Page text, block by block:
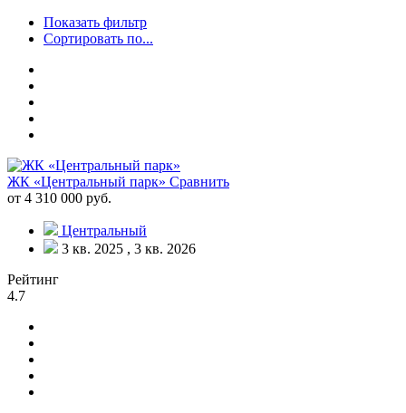
Показать фильтр
Сортировать по...
ЖК «Центральный парк» Сравнить
от 4 310 000 руб.
Центральный
3 кв. 2025 , 3 кв. 2026
Рейтинг
4.7